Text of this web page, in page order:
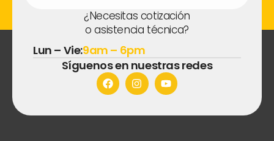
¿Necesitas cotización
o asistencia técnica?
Lun – Vie:9am – 6pm
Síguenos en nuestras redes